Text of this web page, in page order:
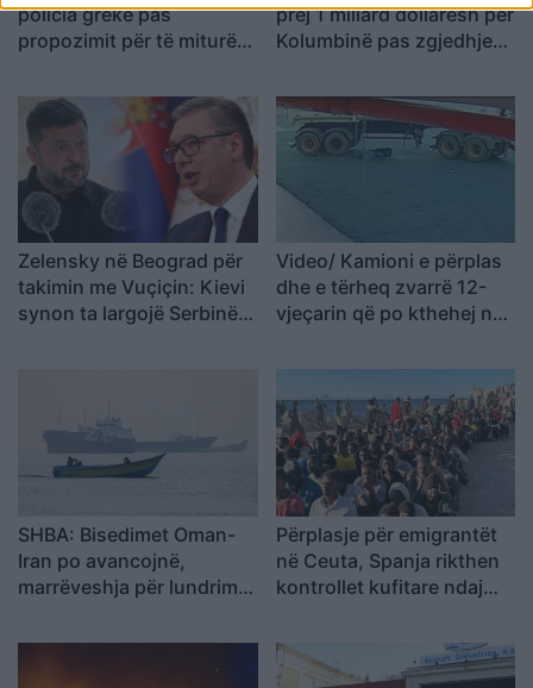
policia greke pas
propozimit për të miturën
prej 1 miliard dollarësh për
Kolumbinë pas zgjedhjes
Esprielës
Zelensky në Beograd për
takimin me Vuçiçin: Kievi
synon ta largojë Serbinë
Video/ Kamioni e përplas
dhe e tërheq zvarrë 12-
vjeçarin që po kthehej nga
mrekullisht
SHBA: Bisedimet Oman-
Iran po avancojnë,
marrëveshja për lundrimin
shpejti
Përplasje për emigrantët
në Ceuta, Spanja rikthen
kontrollet kufitare ndaj